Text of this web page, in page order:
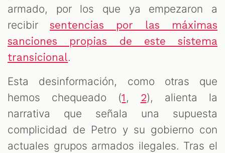
armado, por los que ya empezaron a
recibir sentencias por las máximas
sanciones propias de este sistema
transicional.
Esta desinformación, como otras que
hemos chequeado (1 , 2), alienta la
narrativa que señala una supuesta
complicidad de Petro y su gobierno con
actuales grupos armados ilegales. Tras el